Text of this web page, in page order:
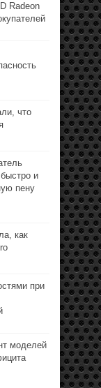
Radeon
что
и
пену
как
при
моделей